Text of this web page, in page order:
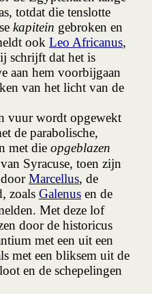
totdat die tenslotte
kapitein gebroken en
ook Leo Africanus,
schrijft dat het is
aan hem voorbijgaan
van het licht van de
vuur wordt opgewekt
de parabolische,
met die opgeblazen
Syracuse, toen zijn
Marcellus, de
zoals Galenus en de
Met deze lof
door de historicus
met een uit een
met een bliksem uit de
en de schepelingen